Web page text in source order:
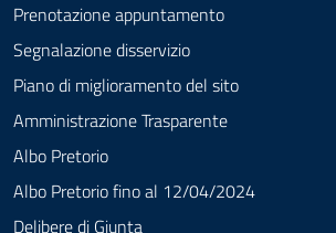
Prenotazione appuntamento
Segnalazione disservizio
Piano di miglioramento del sito
Amministrazione Trasparente
Albo Pretorio
Albo Pretorio fino al 12/04/2024
Delibere di Giunta